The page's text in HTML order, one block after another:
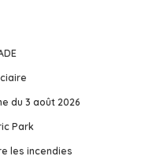
du 3 août 2026
Park
les incendies